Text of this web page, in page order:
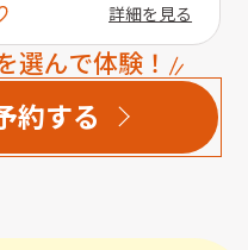
詳細を見る
選んで体験！
約する